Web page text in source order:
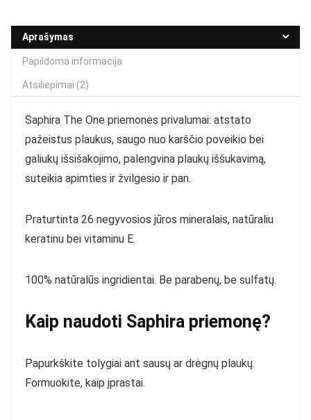
Aprašymas
Papildoma informacija
Atsiliepimai (2)
Saphira The One priemonės privalumai: atstato
pažeistus plaukus, saugo nuo karščio poveikio bei
galiukų išsišakojimo, palengvina plaukų iššukavimą,
suteikia apimties ir žvilgesio ir pan.
Praturtinta 26 negyvosios jūros mineralais, natūraliu
keratinu bei vitaminu E.
100% natūralūs ingridientai. Be parabenų, be sulfatų.
Kaip naudoti Saphira priemonę?
Papurkškite tolygiai ant sausų ar drėgnų plaukų.
Formuokite, kaip įprastai.